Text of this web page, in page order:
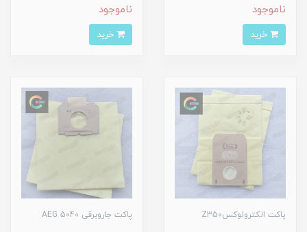
ناموجود ناموجود
پاکت الکترولوکسZ350 پاکت جاروبرقی AEG 5040